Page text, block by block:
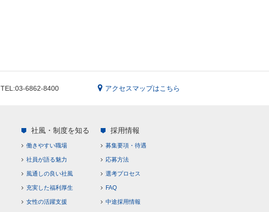
TEL:03-6862-8400 アクセスマップはこちら
社風・制度を知る
働きやすい職場
社員が語る魅力
風通しの良い社風
充実した福利厚生
女性の活躍支援
採用情報
募集要項・待遇
応募方法
選考プロセス
FAQ
中途採用情報